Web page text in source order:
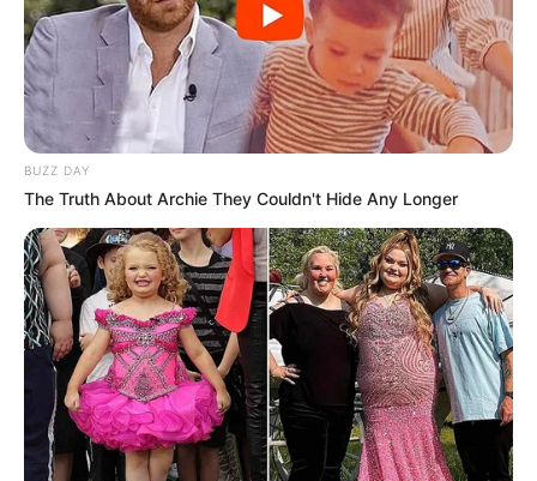
BUZZ DAY
The Truth About Archie They Couldn't Hide Any Longer